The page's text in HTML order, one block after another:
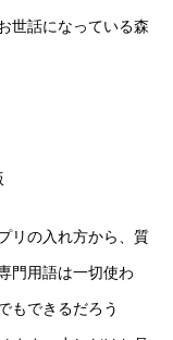
世話になっている森
リの入れ方から、質
門用語は一切使わ
もできるだろう